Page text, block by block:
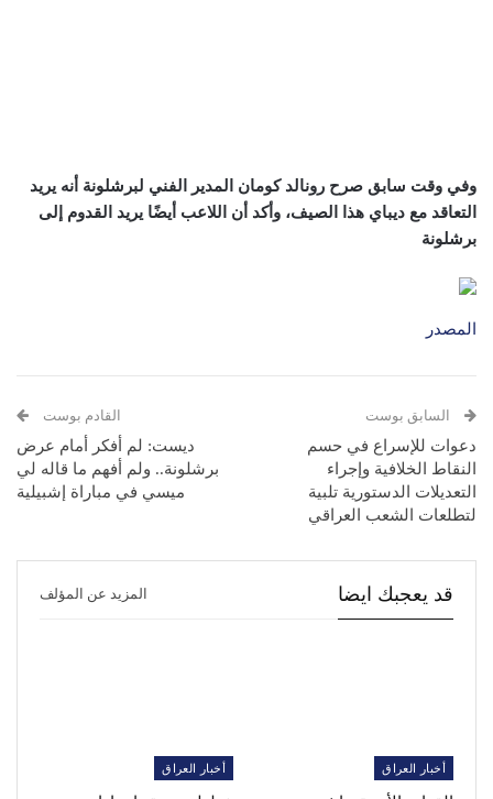
وفي وقت سابق صرح رونالد كومان المدير الفني لبرشلونة أنه يريد
التعاقد مع ديباي هذا الصيف، وأكد أن اللاعب أيضًا يريد القدوم إلى
برشلونة
المصدر
السابق بوست
دعوات للإسراع في حسم
النقاط الخلافية وإجراء
التعديلات الدستورية تلبية
لتطلعات الشعب العراقي
القادم بوست
ديست: لم أفكر أمام عرض
برشلونة.. ولم أفهم ما قاله لي
ميسي في مباراة إشبيلية
قد يعجبك ايضا المزيد عن المؤلف
أخبار العراق أخبار العراق